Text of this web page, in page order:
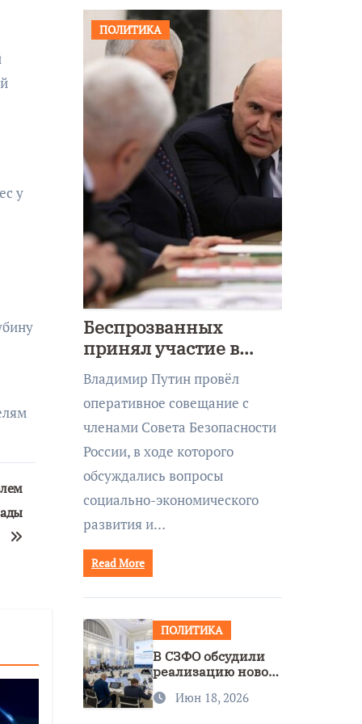
у
ПОЛИТИКА
Беспрозванных
принял участие в
совещании Совбеза
под руководством
Путина
Владимир Путин провёл
оперативное совещание с
членами Совета Безопасности
России, в ходе которого
обсуждались вопросы
социально-экономического
развития и…
Read More
ПОЛИТИКА
В СЗФО обсудили
реализацию новой
нацполитики
Июн 18, 2026